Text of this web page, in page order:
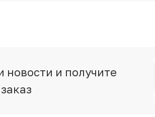
и получите